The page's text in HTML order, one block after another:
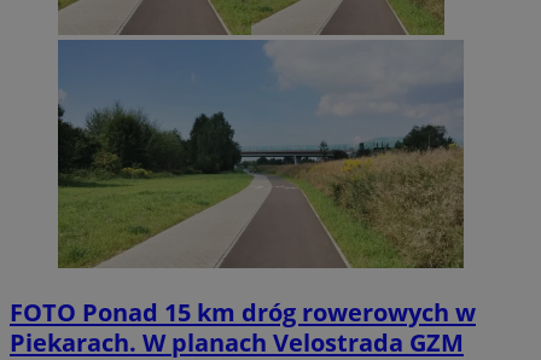
FOTO Ponad 15 km dróg rowerowych w
Piekarach. W planach Velostrada GZM